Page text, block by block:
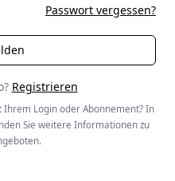
Passwort vergessen?
Registrieren
Login oder Abonnement? In
Sie weitere Informationen zu